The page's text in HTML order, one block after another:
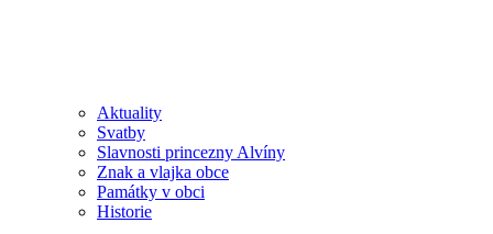
Aktuality
Svatby
Slavnosti princezny Alvíny
Znak a vlajka obce
Památky v obci
Historie